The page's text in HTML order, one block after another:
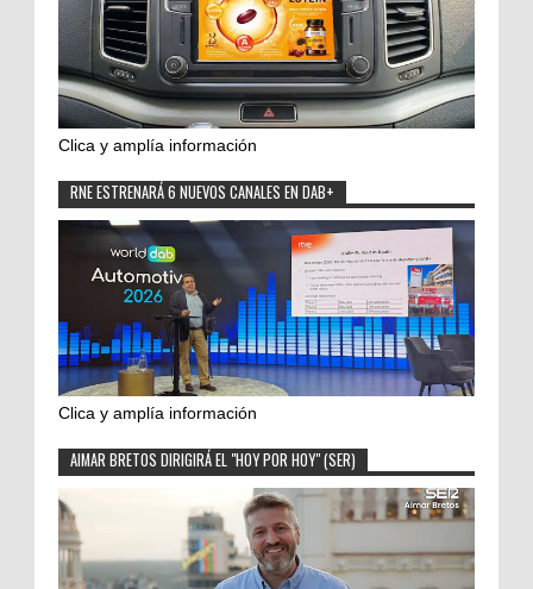
Clica y amplía información
RNE ESTRENARÁ 6 NUEVOS CANALES EN DAB+
Clica y amplía información
AIMAR BRETOS DIRIGIRÁ EL "HOY POR HOY" (SER)